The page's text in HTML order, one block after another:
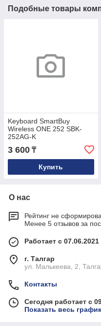
Подобные товары
Keyboard SmartBuy
Wireless ONE 252 SBK-
252AG-K
3 600 ₸
Купить
О нас
Рейтинг не
Менее 5 отзывов за
Работает с 07.06.2021
г. Талгар
ул. Малькеева, 2,
Контакты
Сегодня работает с
Показать весь